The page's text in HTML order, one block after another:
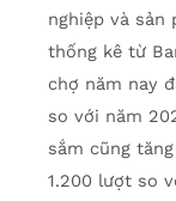
nghiệp và sản
thống kê từ
chợ năm nay
so với năm
sắm cũng
1.200 lượt so